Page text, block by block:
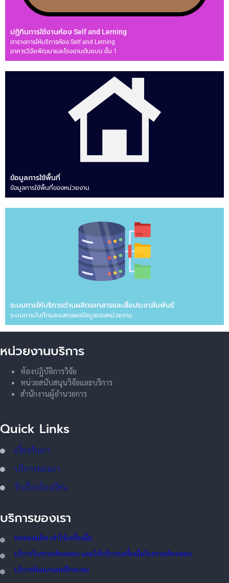
ปฏิทินการใช้งานห้อง Self and Lerning
ตารางการให้บริการห้อง Self and Lerning
อาคารวิจัยพัฒนาและโรงงานต้นแบบ ชั้น 1
ข้อมูลการใช้พื้นที่
ข้อมูลการใช้พื้นที่ของหน่วยงาน
ระบบการให้บริการด้านผลิตเอกสารและสื่อประชาสัมพันธ์
ระบบการบันทึกและแสดงผลข้อมูลของหน่วยงาน
หน่วยงานบริการ
ห้องปฏิบัติการวิจัย
หน่วยสนับสนุนวิจัยและบริการ
สำนักงานผู้อำนวยการ
Quick Links
เกี่ยวกับเรา
บริการของเรา
รับเรื่องร้องเรียน
บริการของเรา
ทดลองผลิต เช่าใช้เครื่องมือ
บริการวิเคราะห์ทดสอบ และให้บริการเครื่องมือวิเคราะห์ทดสอบ
บริการสัมมนาและฝึกอบรม